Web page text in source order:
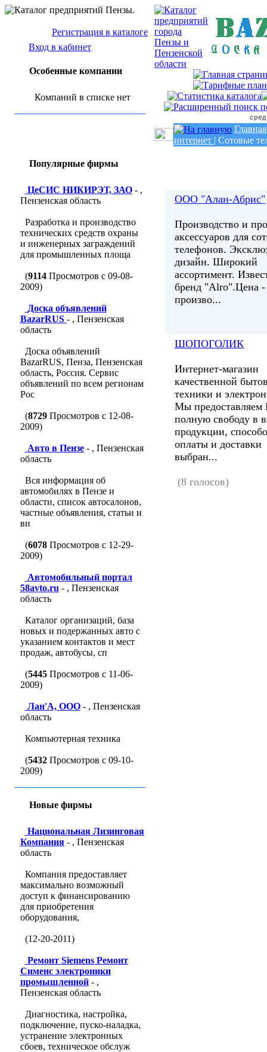
Регистрация в каталоге
Вход в кабинет
Особенные компании
Компаний в списке нет
Популярные фирмы
ЦеСИС НИКИРЭТ, ЗАО- ,
Пензенская область
Разработка и производство
технических средств охраны
и инженерных заграждений
для промышленных площа
(9114Просмотров с 09-08-
2009)
Доска объявлений
BazarRUS - , Пензенская
область
Доска объявлений
BazarRUS, Пенза, Пензенская
область, Россия. Сервис
объявлений по всем регионам
Рос
(8729Просмотров с 12-08-
2009)
Авто в Пензе- , Пензенская
область
Вся информация об
автомобилях в Пензе и
области, список автосалонов,
частные объявления, статьи и
ви
(6078Просмотров с 12-29-
2009)
Автомобильный портал
58avto.ru - , Пензенская
область
Каталог организаций, база
новых и подержанных авто с
указанием контактов и мест
продаж, автобусы, сп
(5445Просмотров с 11-06-
2009)
Лан'A, ООО- , Пензенская
область
Компьютерная техника
(5432Просмотров с 09-10-
2009)
Новые фирмы
Национальная Лизинговая
Компания- , Пензенская
область
Компания предоставляет
максимально возможный
доступ к финансированию
для приобретения
оборудования,
(12-20-2011)
Ремонт Siemens Ремонт
Сименс электроники
промышленной- ,
Пензенская область
Диагностика, настройка,
подключение, пуско-наладка,
устранение электронных
сбоев, техническое обслуж
Главная
интернет | Сотовые
ООО "Алан-Абрис"
Производство и
аксессуаров для
телефонов.
дизайн. Широкий
ассортимент.
бренд "Alro".Цена -
произво...
ШОПОГОЛИК
Интернет-магазин
качественной
техники и
Мы предоставляем
полную свободу в
продукции,
оплаты и доставки
выбран...
(8 голосов)